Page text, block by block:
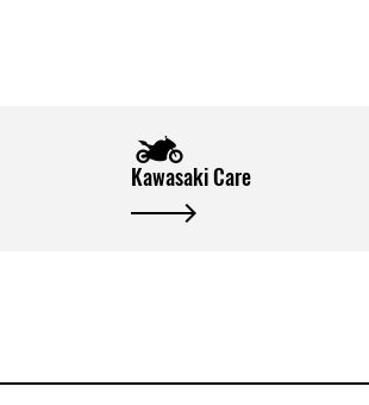
Kawasaki Care